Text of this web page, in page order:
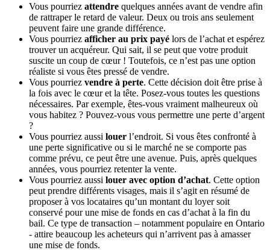
Vous pourriez attendre quelques années avant de vendre afin
de rattraper le retard de valeur. Deux ou trois ans seulement
peuvent faire une grande différence.
Vous pourriez afficher au prix payé lors de l’achat et espérez
trouver un acquéreur. Qui sait, il se peut que votre produit
suscite un coup de cœur ! Toutefois, ce n’est pas une option
réaliste si vous êtes pressé de vendre.
Vous pourriez vendre à perte. Cette décision doit être prise à
la fois avec le cœur et la tête. Posez-vous toutes les questions
nécessaires. Par exemple, êtes-vous vraiment malheureux où
vous habitez ? Pouvez-vous vous permettre une perte d’argent
?
Vous pourriez aussi louer l’endroit. Si vous êtes confronté à
une perte significative ou si le marché ne se comporte pas
comme prévu, ce peut être une avenue. Puis, après quelques
années, vous pourriez retenter la vente.
Vous pourriez aussi louer avec option d’achat. Cette option
peut prendre différents visages, mais il s’agit en résumé de
proposer à vos locataires qu’un montant du loyer soit
conservé pour une mise de fonds en cas d’achat à la fin du
bail. Ce type de transaction – notamment populaire en Ontario
- attire beaucoup les acheteurs qui n’arrivent pas à amasser
une mise de fonds.